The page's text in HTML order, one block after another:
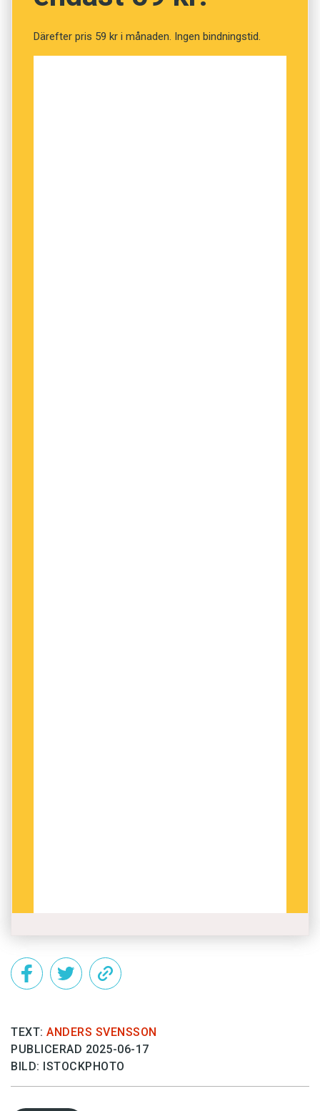
Därefter pris 59 kr i månaden. Ingen bindningstid.
TEXT: ANDERS SVENSSON
PUBLICERAD 2025-06-17
BILD: ISTOCKPHOTO